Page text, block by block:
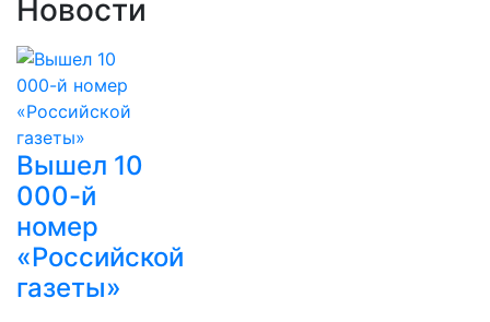
Новости
Вышел 10
000-й
номер
«Российской
газеты»